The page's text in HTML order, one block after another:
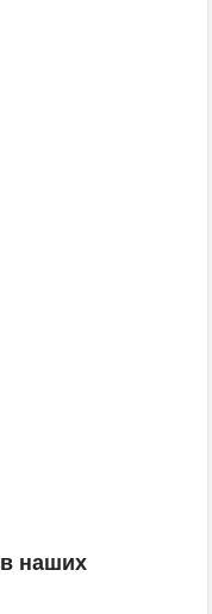
наших